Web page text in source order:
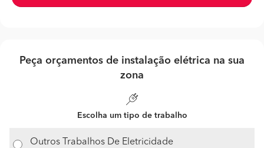
Peça orçamentos de instalação elétrica na sua
zona
Escolha um tipo de trabalho
Outros Trabalhos De Eletricidade